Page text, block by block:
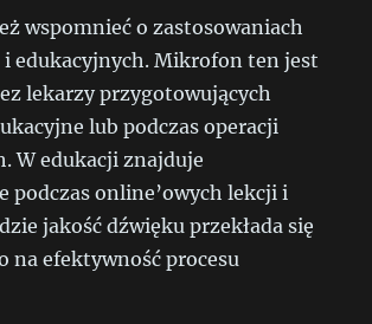
wspomnieć o zastosowaniach
i edukacyjnych. Mikrofon ten jest
lekarzy przygotowujących
lub podczas operacji
W edukacji znajduje
podczas online’owych lekcji i
jakość dźwięku przekłada się
na efektywność procesu